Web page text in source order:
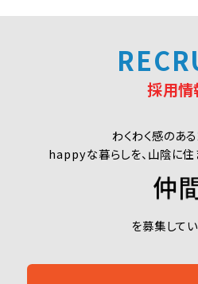
採用情
わくわく感のある
happyな暮らしを、山陰に
仲
を募集してい